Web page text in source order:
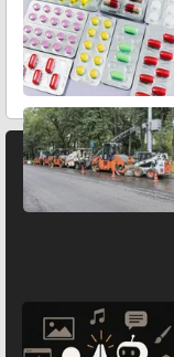
Выбор